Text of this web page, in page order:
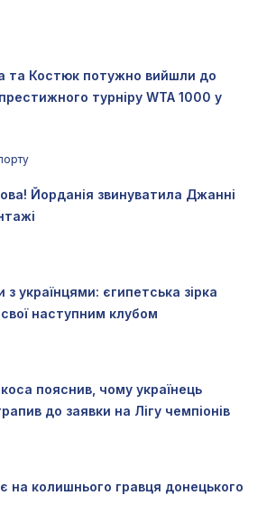
та Костюк потужно вийшли до
турніру WTA 1000 у
Йорданія звинуватила Джанні
з українцями: єгипетська зірка
наступним клубом
пояснив, чому українець
до заявки на Лігу чемпіонів
на колишнього гравця донецького